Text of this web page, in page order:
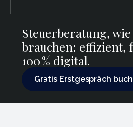
Steuerberatung, wie
brauchen: effizient,
100 % digital.
Gratis Erstgespräch
Gratis Erstgespräch buchen